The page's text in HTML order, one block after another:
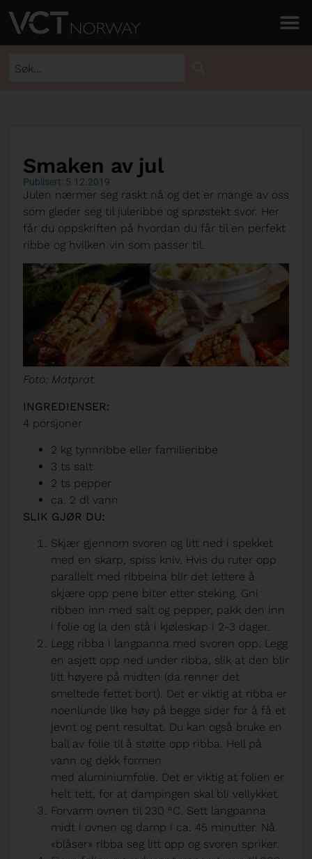
Smaken av jul
Publisert: 5.12.2019
Julen nærmer seg raskt nå og det er mange av oss
som gleder seg til juleribbe og sprøstekt svor. Her
får du oppskriften på hvordan du får til en perfekt
ribbe og hvilken vin som passer til.
Foto: Matprat.
INGREDIENSER:
4 porsjoner
2 kg tynnribbe eller familieribbe
3 ts salt
2 ts pepper
ca. 2 dl vann
SLIK GJØR DU:
Skjær gjennom svoren og litt ned i spekket
med en skarp, spiss kniv. Hvis du ruter opp
parallelt med ribbeina blir det lettere å
skjære opp pene biter etter steking. Gni
ribben inn med salt og pepper, pakk den inn
i folie og la den stå i kjøleskap i 2-3 dager.
Legg ribba i langpanna med svoren opp. Legg
en asjett opp ned under ribba, slik at den blir
litt høyere på midten (da renner det
smeltede fettet bort). Det er viktig at ribba er
noenlunde like høy på begge sider for å få et
jevnt og pent resultat. Du kan også bruke en
ball av folie til å støtte opp ribba. Hell på
vann og dekk formen
med aluminiumfolie. Det er viktig at folien er
helt tett, for at dampingen skal bli vellykket.
Forvarm ovnen til 230 °C. Sett langpanna
midt i ovnen og damp i ca. 45 minutter. Nå
«blåser» ribba seg litt opp og svoren spriker.